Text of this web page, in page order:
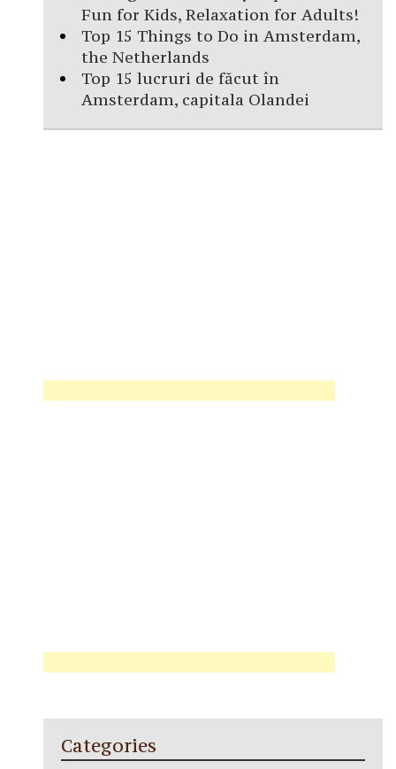
Fun for Kids, Relaxation for Adults!
Top 15 Things to Do in Amsterdam,
the Netherlands
Top 15 lucruri de făcut în
Amsterdam, capitala Olandei
Categories